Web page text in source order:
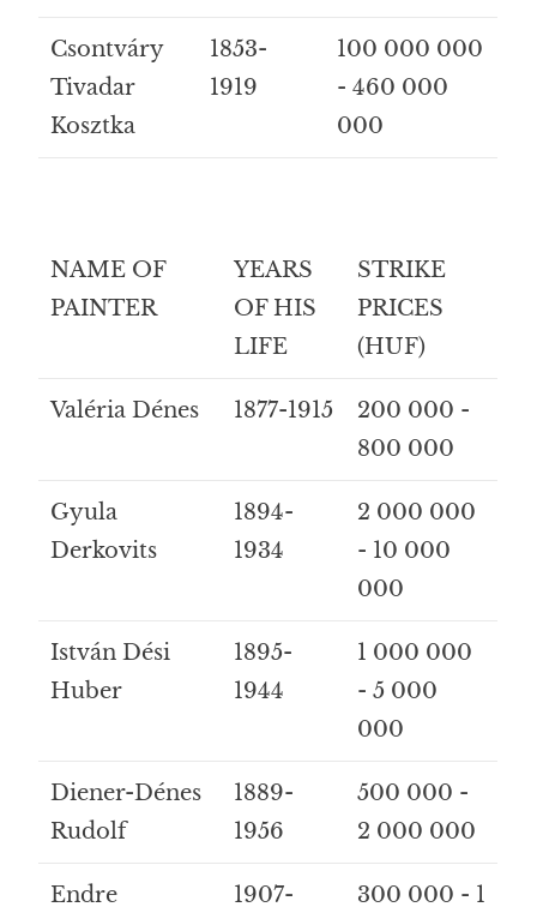
Csontváry
Tivadar
Kosztka
1853-
1919
100 000 000
- 460 000
000
NAME OF
PAINTER
YEARS
OF HIS
LIFE
STRIKE
PRICES
(HUF)
Valéria Dénes 1877-1915
200 000 -
800 000
Gyula
Derkovits
1894-
1934
2 000 000
- 10 000
000
István Dési
Huber
1895-
1944
1 000 000
- 5 000
000
Diener-Dénes
Rudolf
1889-
1956
500 000 -
2 000 000
Endre
1907-
300 000 - 1